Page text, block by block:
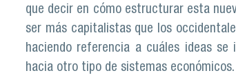
que decir en cómo estructurar esta
ser más capitalistas que los
haciendo referencia a cuáles ideas
hacia otro tipo de sistemas económicos.